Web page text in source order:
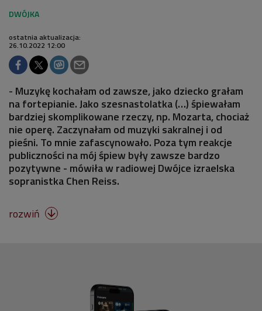
ostatnia aktualizacja:
26.10.2022 12:00
- Muzykę kochałam od zawsze, jako dziecko grałam
na fortepianie. Jako szesnastolatka (…) śpiewałam
bardziej skomplikowane rzeczy, np. Mozarta, chociaż
nie operę. Zaczynałam od muzyki sakralnej i od
pieśni. To mnie zafascynowało. Poza tym reakcje
publiczności na mój śpiew były zawsze bardzo
pozytywne - mówiła w radiowej Dwójce izraelska
sopranistka Chen Reiss.
rozwiń 